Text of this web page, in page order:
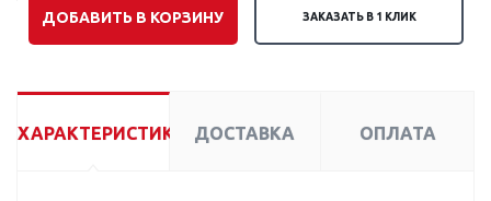
ДОБАВИТЬ В КОРЗИНУ ЗАКАЗАТЬ В 1 КЛИК
ХАРАКТЕРИСТИКИ ДОСТАВКА ОПЛАТА